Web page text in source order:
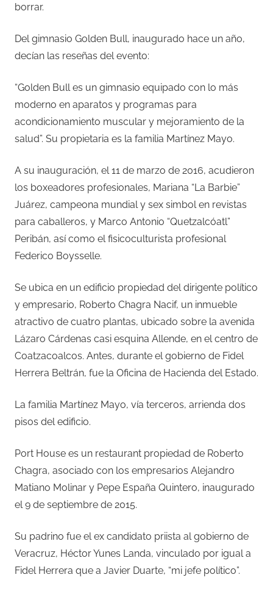
borrar.
Del gimnasio Golden Bull, inaugurado hace un año,
decían las reseñas del evento:
“Golden Bull es un gimnasio equipado con lo más
moderno en aparatos y programas para
acondicionamiento muscular y mejoramiento de la
salud”. Su propietaria es la familia Martínez Mayo.
A su inauguración, el 11 de marzo de 2016, acudieron
los boxeadores profesionales, Mariana “La Barbie”
Juárez, campeona mundial y sex simbol en revistas
para caballeros, y Marco Antonio “Quetzalcóatl”
Peribán, así como el fisicoculturista profesional
Federico Boysselle.
Se ubica en un edificio propiedad del dirigente político
y empresario, Roberto Chagra Nacif, un inmueble
atractivo de cuatro plantas, ubicado sobre la avenida
Lázaro Cárdenas casi esquina Allende, en el centro de
Coatzacoalcos. Antes, durante el gobierno de Fidel
Herrera Beltrán, fue la Oficina de Hacienda del Estado.
La familia Martínez Mayo, vía terceros, arrienda dos
pisos del edificio.
Port House es un restaurant propiedad de Roberto
Chagra, asociado con los empresarios Alejandro
Matiano Molinar y Pepe España Quintero, inaugurado
el 9 de septiembre de 2015.
Su padrino fue el ex candidato priista al gobierno de
Veracruz, Héctor Yunes Landa, vinculado por igual a
Fidel Herrera que a Javier Duarte, “mi jefe político”.